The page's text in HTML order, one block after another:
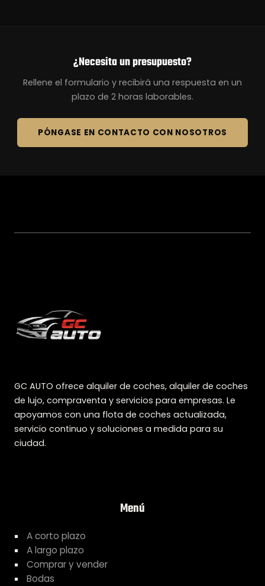
¿Necesita un presupuesto?
Rellene el formulario y recibirá una respuesta en un
plazo de 2 horas laborables.
PÓNGASE EN CONTACTO CON NOSOTROS
GC AUTO ofrece alquiler de coches, alquiler de coches
de lujo, compraventa y servicios para empresas. Le
apoyamos con una flota de coches actualizada,
servicio continuo y soluciones a medida para su
ciudad.
Menú
A corto plazo
A largo plazo
Comprar y vender
Bodas